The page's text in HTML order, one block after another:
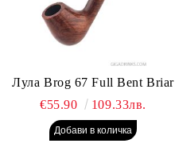
Лула Brog 67 Full Bent Briar
€55.90
109.33лв.